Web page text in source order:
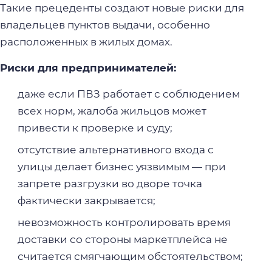
Такие прецеденты создают новые риски для
владельцев пунктов выдачи, особенно
расположенных в жилых домах.
Риски для предпринимателей:
даже если ПВЗ работает с соблюдением
всех норм, жалоба жильцов может
привести к проверке и суду;
отсутствие альтернативного входа с
улицы делает бизнес уязвимым — при
запрете разгрузки во дворе точка
фактически закрывается;
невозможность контролировать время
доставки со стороны маркетплейса не
считается смягчающим обстоятельством;